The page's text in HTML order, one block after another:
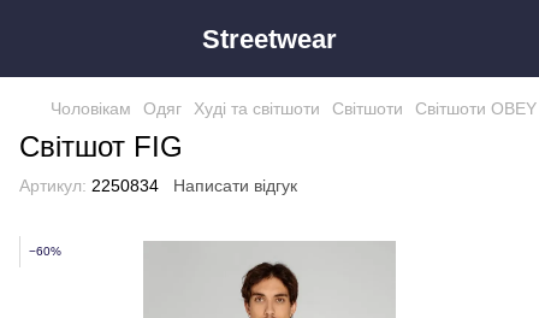
Streetwear
Чоловікам Одяг Худі та світшоти Світшоти Світшоти OBEY
Світшот FIG
Артикул: 2250834 Написати відгук
−60%